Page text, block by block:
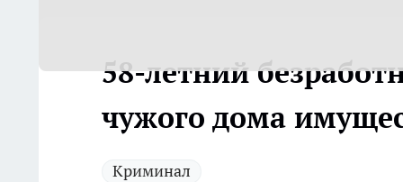
58-летний
чужого дома
Криминал